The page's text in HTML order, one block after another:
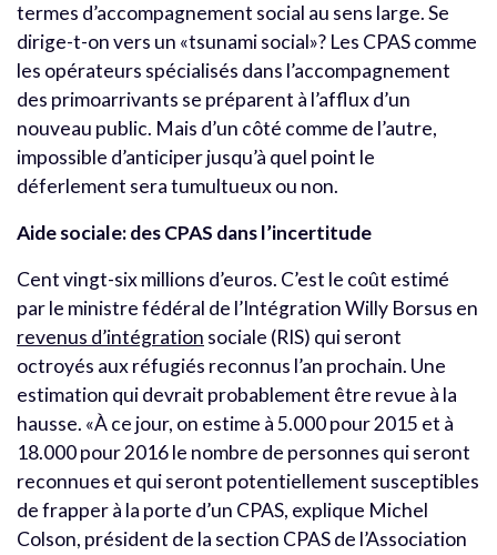
termes d’accompagnement social au sens large. Se
dirige-t-on vers un «tsunami social»? Les CPAS comme
les opérateurs spécialisés dans l’accompagnement
des primoarrivants se préparent à l’afflux d’un
nouveau public. Mais d’un côté comme de l’autre,
impossible d’anticiper jusqu’à quel point le
déferlement sera tumultueux ou non.
Aide sociale: des CPAS dans l’incertitude
Cent vingt-six millions d’euros. C’est le coût estimé
par le ministre fédéral de l’Intégration Willy Borsus en
revenus d’intégration sociale (RIS) qui seront
octroyés aux réfugiés reconnus l’an prochain. Une
estimation qui devrait probablement être revue à la
hausse. «À ce jour, on estime à 5.000 pour 2015 et à
18.000 pour 2016 le nombre de personnes qui seront
reconnues et qui seront potentiellement susceptibles
de frapper à la porte d’un CPAS, explique Michel
Colson, président de la section CPAS de l’Association